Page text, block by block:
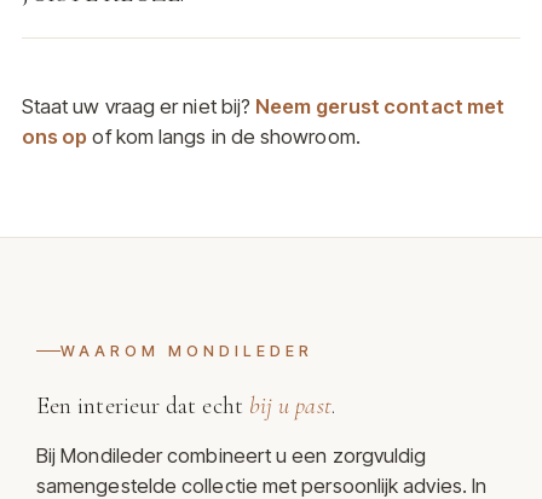
Staat uw vraag er niet bij? Neem gerust contact met
ons op of kom langs in de showroom.
WAAROM MONDILEDER
Een interieur dat echt bij u past.
Bij Mondileder combineert u een zorgvuldig
samengestelde collectie met persoonlijk advies. In